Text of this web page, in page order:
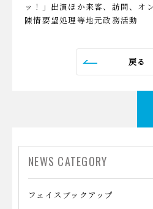
ッ！」出演ほか来客、訪問、オ
陳情要望処理等地元政務活動
戻る
NEWS CATEGORY
フェイスブックアップ